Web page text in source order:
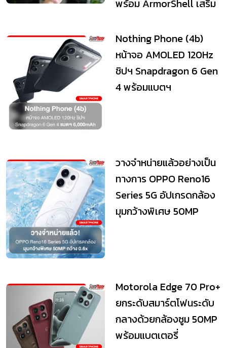
พร้อม ArmorShell เสริม
Nothing Phone (4b)
หน้าจอ AMOLED 120Hz
ชิปฯ Snapdragon 6 Gen
4 พร้อมแบตฯ
วางจำหน่ายแล้วอย่างเป็น
ทางการ OPPO Reno16
Series 5G อัปเกรดกล้อง
มุมกว้างพิเศษ 50MP
Motorola Edge 70 Pro+
ยกระดับสมาร์ตโฟนระดับ
กลางด้วยกล้องซูม 50MP
พร้อมแบตเตอรี่